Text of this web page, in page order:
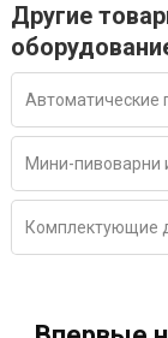
Другие
Автоматические
Мини-пивоварни
Комплектующие